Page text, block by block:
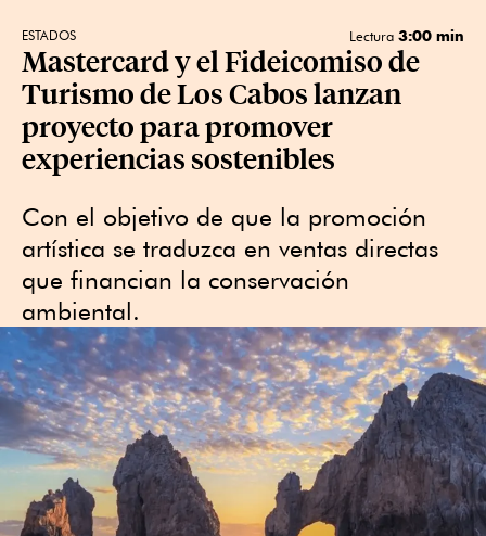
ESTADOS Lectura 3:00 min
Mastercard y el Fideicomiso de
Turismo de Los Cabos lanzan
proyecto para promover
experiencias sostenibles
Con el objetivo de que la promoción
artística se traduzca en ventas directas
que financian la conservación
ambiental.